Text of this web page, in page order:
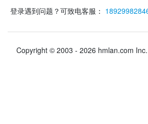
登录遇到问题？可致电客服：
Copyright © 2003 - 2026 hmlan.com